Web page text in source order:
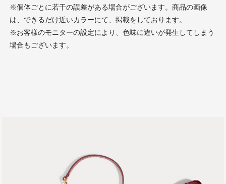
※個体ごとに若干の誤差がある場合がございます。商品の画像
は、できるだけ近いカラーにて、掲載をしております。
※お客様のモニターの設定により、色味に違いが発生してしまう
場合もございます。